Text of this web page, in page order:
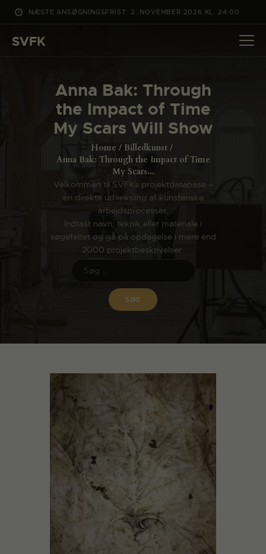
NÆSTE ANSØGNINGSFRIST: 2. NOVEMBER 2026 KL. 24:00
SVFK
Anna Bak: Through
the Impact of Time
My Scars Will Show
Home
Billedkunst
Anna Bak: Through the Impact of Time
My Scars...
Velkommen til SVFKs projektdatabase –
en direkte udveksling af kunsteriske
arbejdsprocesser.
Indtast navn, teknik eller materiale i
søgefeltet og gå på opdagelse i mere end
2000 projektbeskrivelser.
DET SKER
PROJEKTER
CHANNEL
ANSØG
OM SVFK